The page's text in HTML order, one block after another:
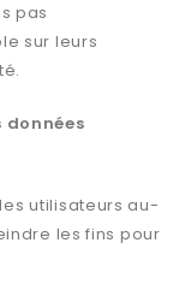
pas
sur leurs
données
utilisateurs au-
les fins pour